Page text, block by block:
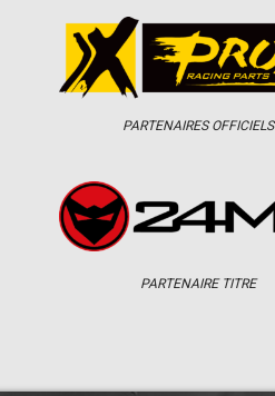
PARTENAIRES OFFICIELS
PARTENAIRE TITRE